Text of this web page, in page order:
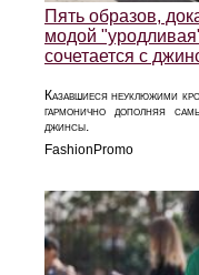
Пять образов,
модой
сочетается с
Казавшиеся неуклюжими
гармонично дополняя
джинсы.
FashionPromo